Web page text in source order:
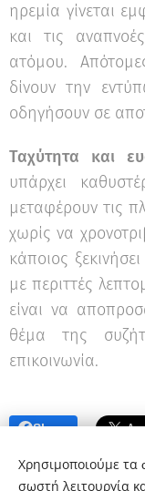
ηρεμία γίνεται
και τις
ατόμου.
δίνουν την
οδηγήσουν σε
Ταχύτητα και
υπάρχει
μεταφέρουν τις
χωρίς να
κάποιος
με περιττές
είναι να
θέμα της
επικοινωνία.
Share
Χρησιμοποιούμε τα
σωστή λειτουργία